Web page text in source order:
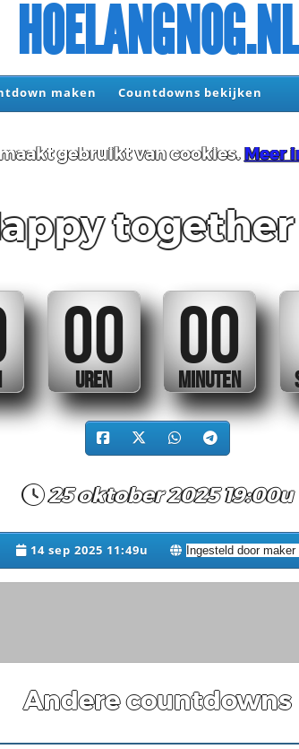
HOELANGNOG.NL
maken Countdowns bekijken
gebruikt van cookies.Meer
together
00
UREN
00
MINUTEN
25 oktober 2025 19:00u
14 sep 2025 11:49u
Andere countdowns